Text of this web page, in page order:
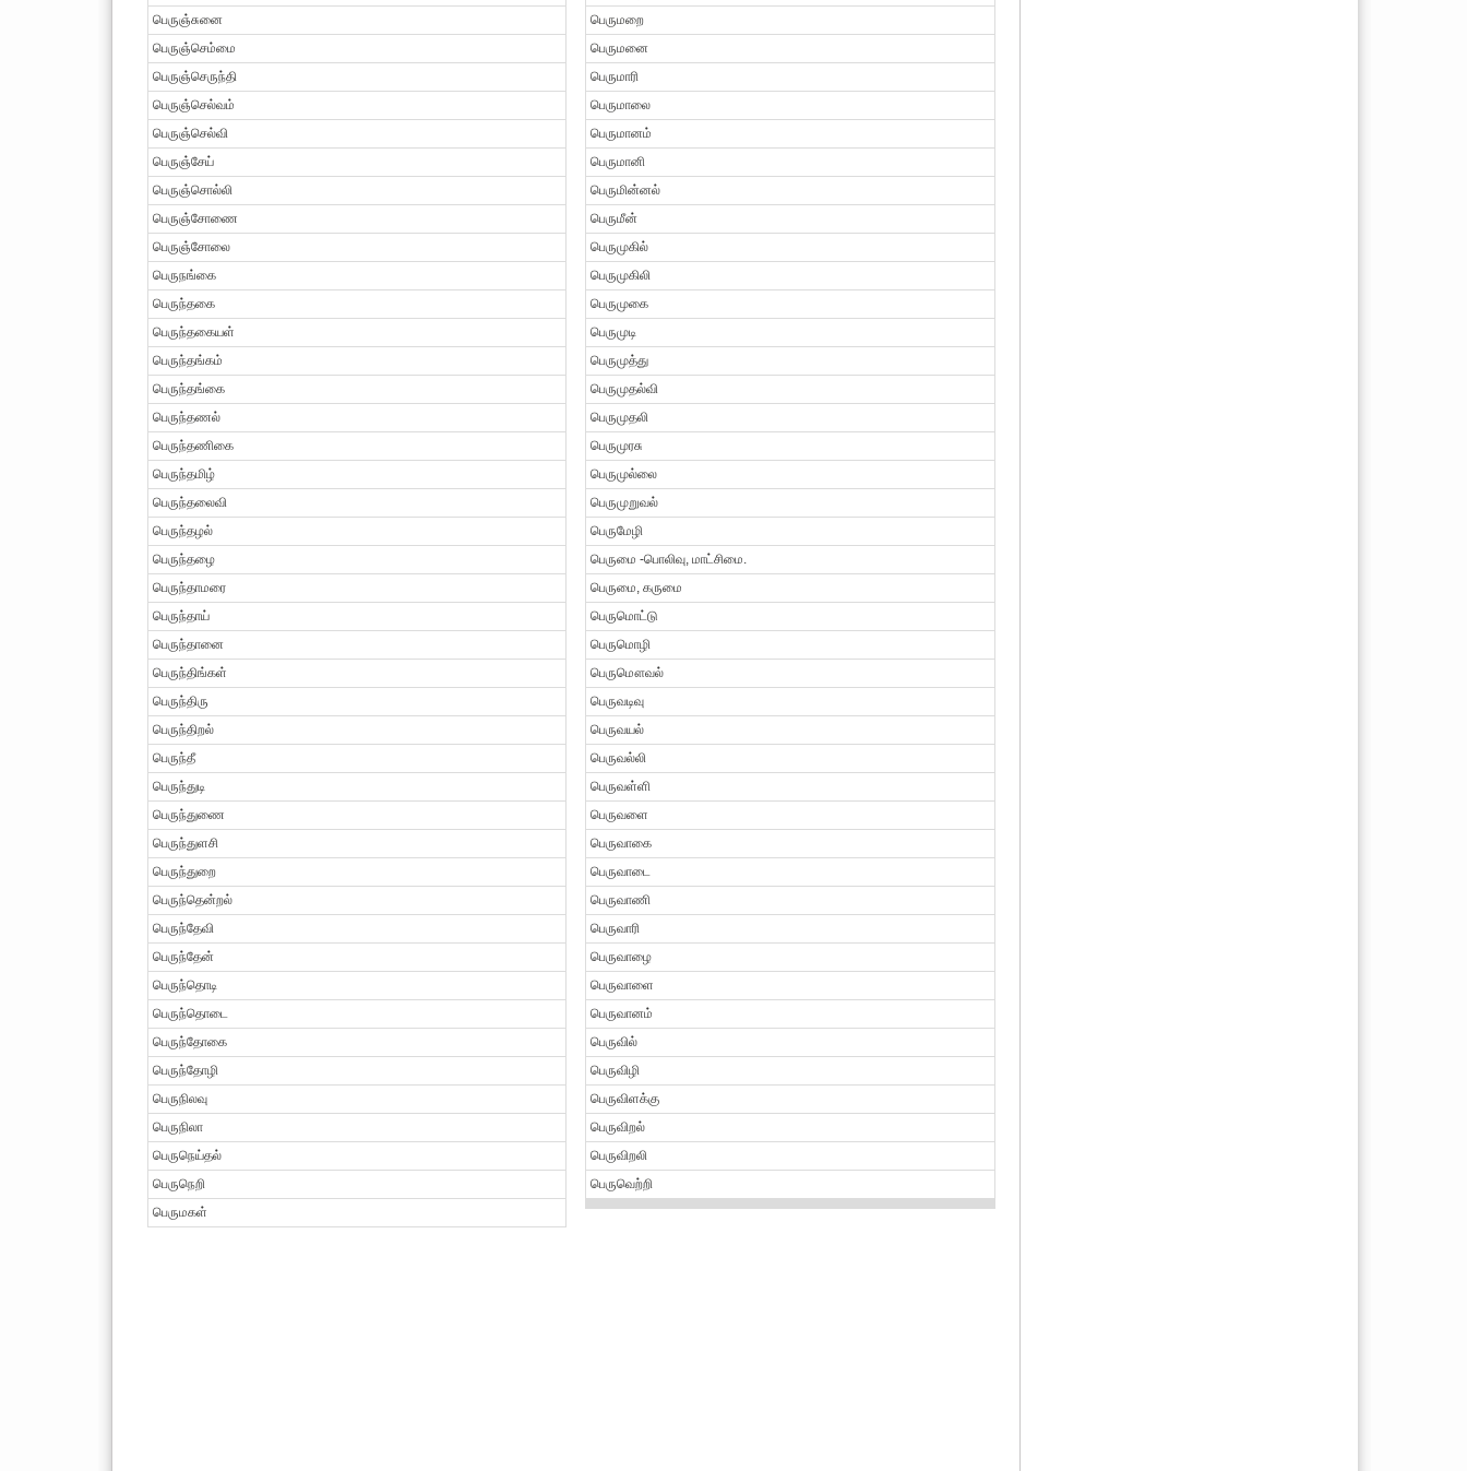
பெருஞ்சுனை
பெருஞ்செம்மை
பெருஞ்செருந்தி
பெருஞ்செல்வம்
பெருஞ்செல்வி
பெருஞ்சேய்
பெருஞ்சொல்லி
பெருஞ்சோணை
பெருஞ்சோலை
பெருநங்கை
பெருந்தகை
பெருந்தகையள்
பெருந்தங்கம்
பெருந்தங்கை
பெருந்தணல்
பெருந்தணிகை
பெருந்தமிழ்
பெருந்தலைவி
பெருந்தழல்
பெருந்தழை
பெருந்தாமரை
பெருந்தாய்
பெருந்தானை
பெருந்திங்கள்
பெருந்திரு
பெருந்திறல்
பெருந்தீ
பெருந்துடி
பெருந்துணை
பெருந்துளசி
பெருந்துறை
பெருந்தென்றல்
பெருந்தேவி
பெருந்தேன்
பெருந்தொடி
பெருந்தொடை
பெருந்தோகை
பெருந்தோழி
பெருநிலவு
பெருநிலா
பெருநெய்தல்
பெருநெறி
பெருமகள்
பெருமறை
பெருமனை
பெருமாரி
பெருமாலை
பெருமானம்
பெருமானி
பெருமின்னல்
பெருமீன்
பெருமுகில்
பெருமுகிலி
பெருமுகை
பெருமுடி
பெருமுத்து
பெருமுதல்வி
பெருமுதலி
பெருமுரசு
பெருமுல்லை
பெருமுறுவல்
பெருமேழி
பெருமை -பொலிவு, மாட்சிமை.
பெருமை, கருமை
பெருமொட்டு
பெருமொழி
பெருமௌவல்
பெருவடிவு
பெருவயல்
பெருவல்லி
பெருவள்ளி
பெருவளை
பெருவாகை
பெருவாடை
பெருவாணி
பெருவாரி
பெருவாழை
பெருவாளை
பெருவானம்
பெருவில்
பெருவிழி
பெருவிளக்கு
பெருவிறல்
பெருவிறலி
பெருவெற்றி